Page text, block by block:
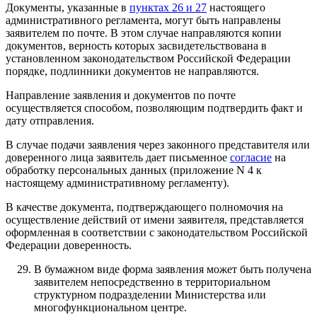
Документы, указанные в пунктах 26 и 27 настоящего
административного регламента, могут быть направлены
заявителем по почте. В этом случае направляются копии
документов, верность которых засвидетельствована в
установленном законодательством Российской Федерации
порядке, подлинники документов не направляются.
Направление заявления и документов по почте
осуществляется способом, позволяющим подтвердить факт и
дату отправления.
В случае подачи заявления через законного представителя или
доверенного лица заявитель дает письменное согласие на
обработку персональных данных (приложение N 4 к
настоящему административному регламенту).
В качестве документа, подтверждающего полномочия на
осуществление действий от имени заявителя, представляется
оформленная в соответствии с законодательством Российской
Федерации доверенность.
В бумажном виде форма заявления может быть получена
заявителем непосредственно в территориальном
структурном подразделении Министерства или
многофункциональном центре.